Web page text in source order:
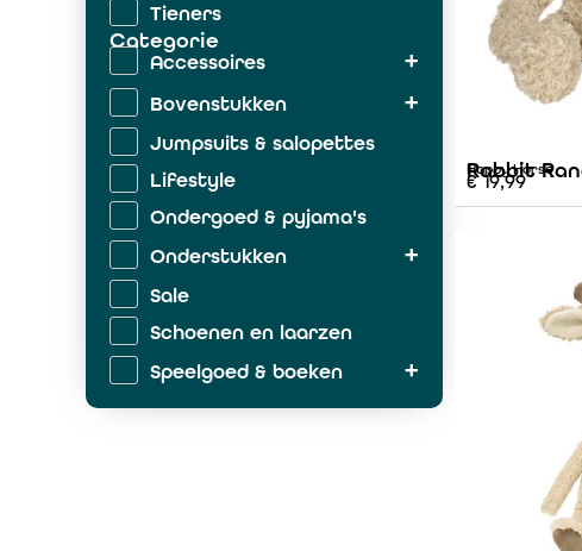
Tieners
Categorie
Accessoires
Bovenstukken
Jumpsuits & salopettes
Lifestyle
Ondergoed & pyjama's
Onderstukken
Sale
Schoenen en laarzen
Speelgoed & boeken
Zwemkleding
Happy Horse
Rabbit
€19,99